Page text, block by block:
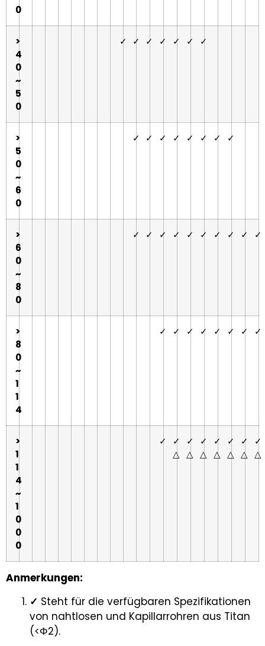
0
>
4
0
~
5
0
✓ ✓ ✓ ✓ ✓ ✓ ✓
>
5
0
~
6
0
✓ ✓ ✓ ✓ ✓ ✓ ✓ ✓
>
6
0
~
8
0
✓ ✓ ✓ ✓ ✓ ✓ ✓ ✓ ✓ ✓
>
8
0
~
1
1
4
✓ ✓ ✓ ✓ ✓ ✓ ✓ ✓
>
1
1
4
~
1
0
0
0
✓
✓
△
✓
△
✓
△
✓
△
✓
△
✓
△
✓
△
Anmerkungen:
✓ Steht für die verfügbaren Spezifikationen
von nahtlosen und Kapillarrohren aus Titan
(<Φ2).